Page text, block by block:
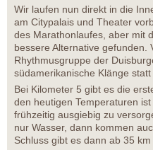
Wir laufen nun direkt in die
am Citypalais und Theater
des Marathonlaufes, aber mit
bessere Alternative gefunden.
Rhythmusgruppe der
südamerikanische Klänge
Bei Kilometer 5 gibt es die
den heutigen Temperaturen
frühzeitig ausgiebig zu
nur Wasser, dann kommen
Schluss gibt es dann ab 35